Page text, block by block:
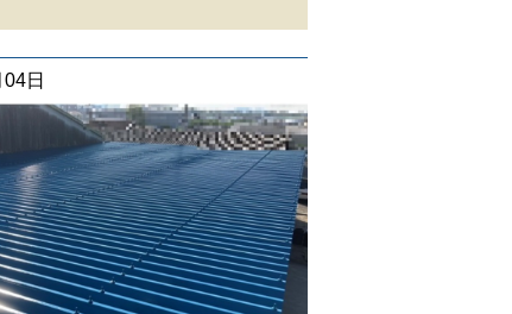
日